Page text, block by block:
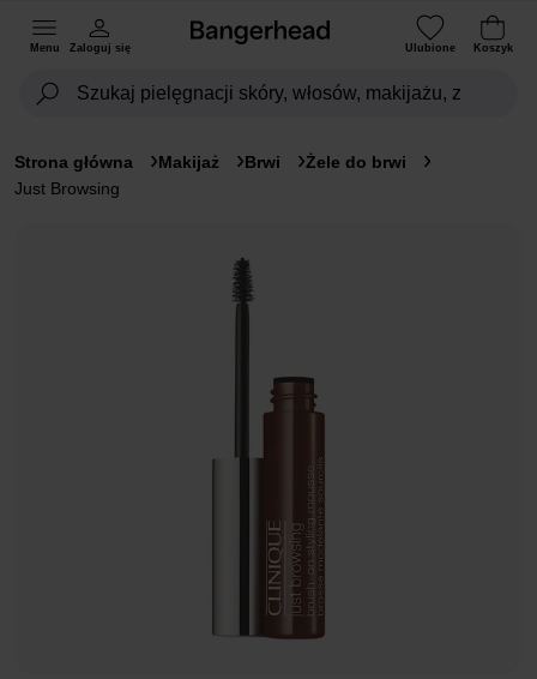
Menu Zaloguj się Ulubione Koszyk
Strona główna Makijaż Brwi
Żele do brwi
Just Browsing